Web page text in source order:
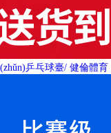
乒乓球臺/ 健倫體育